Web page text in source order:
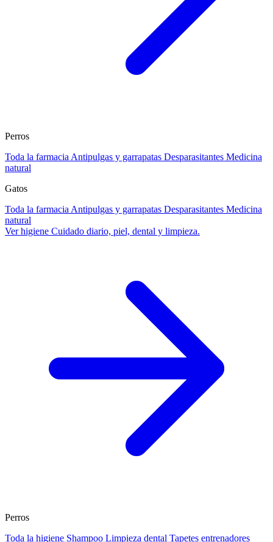
Perros
Toda la farmacia Antipulgas y garrapatas Desparasitantes Medicina
natural
Gatos
Toda la farmacia Antipulgas y garrapatas Desparasitantes Medicina
natural
Ver higiene Cuidado diario, piel, dental y limpieza.
Perros
Toda la higiene Shampoo Limpieza dental Tapetes entrenadores